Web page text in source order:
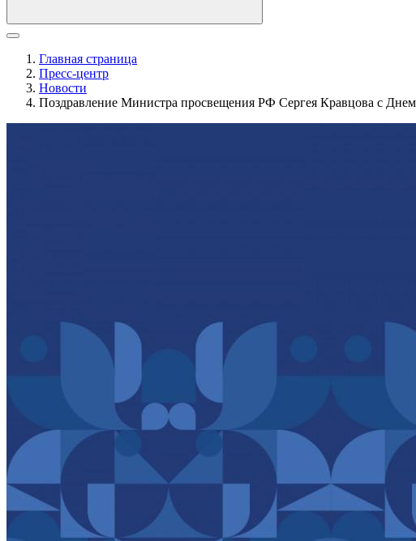
Главная страница
Пресс-центр
Новости
Поздравление Министра просвещения РФ Сергея Кравцова с